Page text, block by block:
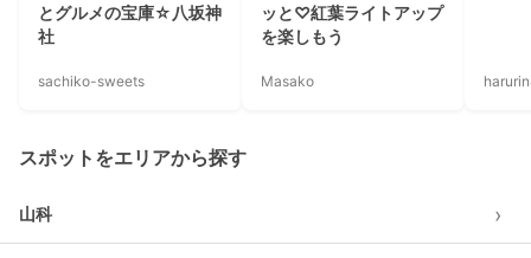
とグルメの宝庫☆八坂神
社
sachiko-sweets
ッと♡紅葉ライトアップ
を楽しもう
Masako
スポットをエリアから探す
山科 ›